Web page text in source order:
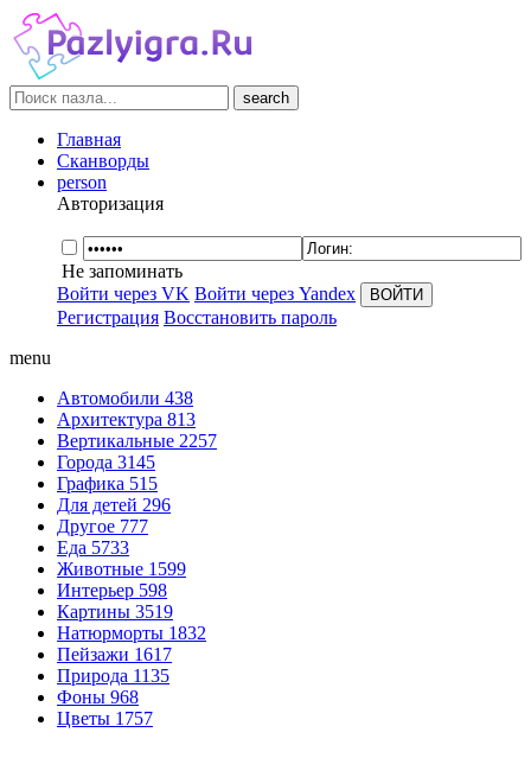
search
Главная
Сканворды
person
Авторизация
Не запоминать
Войти через VK Войти через Yandex
Регистрация Восстановить пароль
menu
Автомобили 438
Архитектура 813
Вертикальные 2257
Города 3145
Графика 515
Для детей 296
Другое 777
Еда 5733
Животные 1599
Интерьер 598
Картины 3519
Натюрморты 1832
Пейзажи 1617
Природа 1135
Фоны 968
Цветы 1757